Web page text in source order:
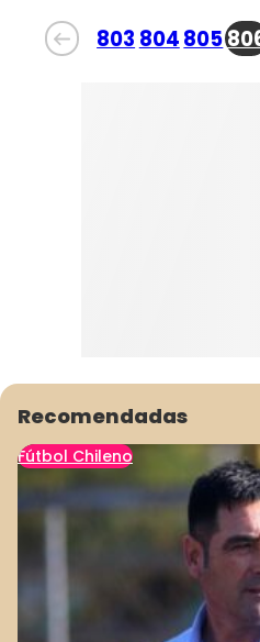
803 804805
Recomendadas
Fútbol Chileno